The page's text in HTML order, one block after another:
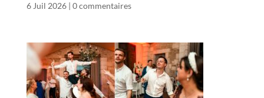
6 Juil 2026| 0 commentaires